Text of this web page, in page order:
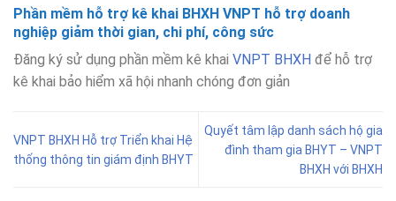
Phần mềm hỗ trợ kê khai BHXH VNPT hỗ trợ doanh
nghiệp giảm thời gian, chi phí, công sức
Đăng ký sử dụng phần mềm kê khai VNPT BHXH để hỗ trợ
kê khai bảo hiểm xã hội nhanh chóng đơn giản
VNPT BHXH Hỗ trợ Triển khai Hệ
thống thông tin giám định BHYT
Quyết tâm lập danh sách hộ gia
đình tham gia BHYT – VNPT
BHXH với BHXH